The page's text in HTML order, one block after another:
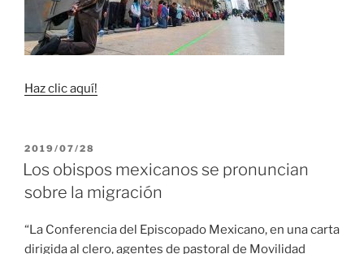
Haz clic aquí!
PUBLICADO
EL
2019/07/28
Los obispos mexicanos se pronuncian
sobre la migración
“La Conferencia del Episcopado Mexicano, en una carta
dirigida al clero, agentes de pastoral de Movilidad